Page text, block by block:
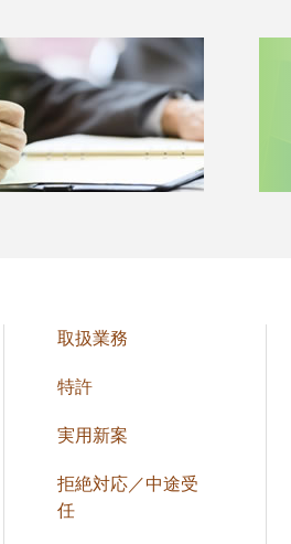
取扱業務
特許
実用新案
拒絶対応／中途受
任